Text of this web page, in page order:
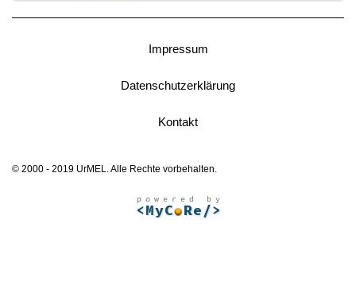
Impressum
Datenschutzerklärung
Kontakt
© 2000 - 2019 UrMEL. Alle Rechte vorbehalten.